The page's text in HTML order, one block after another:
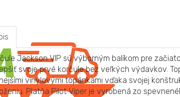
Jackson VIP sú výborným balíkom pre
svoje prvé korčule bez veľkých výdavkov.
vinylovými topánkami vďaka svojej
Platňa Pilot Viper je vyrobená zo